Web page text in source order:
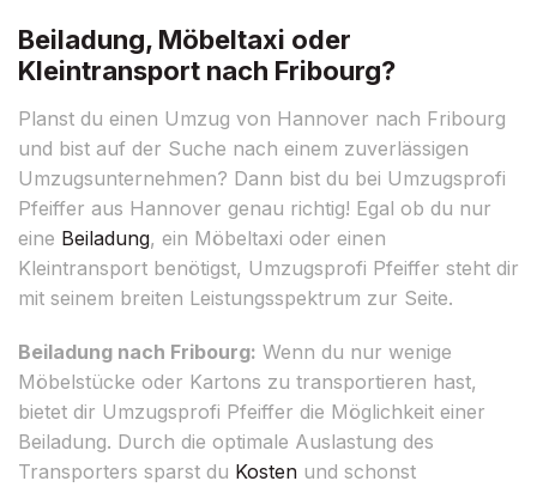
Beiladung, Möbeltaxi oder
Kleintransport nach Fribourg?
Planst du einen Umzug von Hannover nach Fribourg
und bist auf der Suche nach einem zuverlässigen
Umzugsunternehmen? Dann bist du bei Umzugsprofi
Pfeiffer aus Hannover genau richtig! Egal ob du nur
eine Beiladung, ein Möbeltaxi oder einen
Kleintransport benötigst, Umzugsprofi Pfeiffer steht dir
mit seinem breiten Leistungsspektrum zur Seite.
Beiladung nach Fribourg: Wenn du nur wenige
Möbelstücke oder Kartons zu transportieren hast,
bietet dir Umzugsprofi Pfeiffer die Möglichkeit einer
Beiladung. Durch die optimale Auslastung des
Transporters sparst du Kosten und schonst